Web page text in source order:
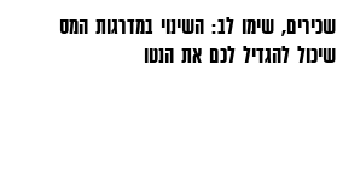
שכירים, שימו לב: השינוי במדרגות המס
שיכול להגדיל לכם את הנטו